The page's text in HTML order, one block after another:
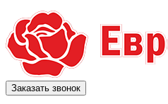
Заказать звонок